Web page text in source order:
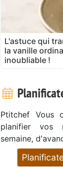
L'astuce qui
la vanille
inoubliable !
Ptitchef Vous
planifier vos
semaine,